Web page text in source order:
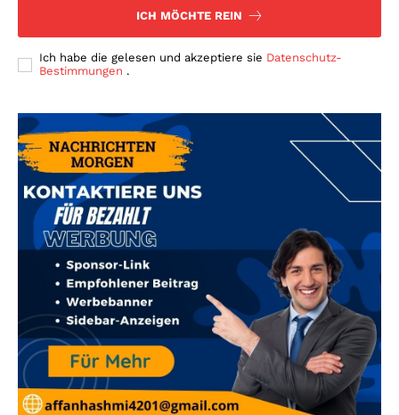
ICH MÖCHTE REIN
Ich habe die gelesen und akzeptiere sie Datenschutz-
Bestimmungen .